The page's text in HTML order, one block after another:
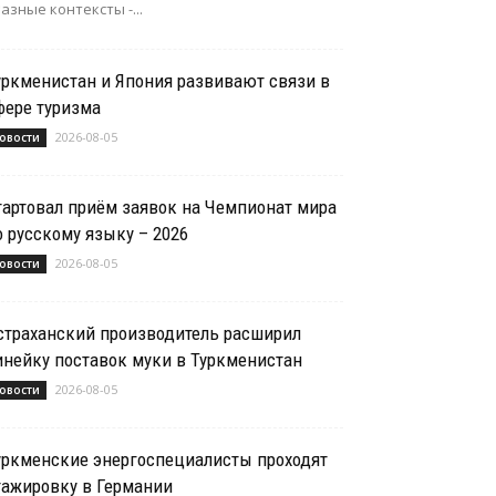
контексты -...
и Япония развивают связи в
туризма
2026-08-05
приём заявок на Чемпионат мира
русскому языку – 2026
2026-08-05
производитель расширил
поставок муки в Туркменистан
2026-08-05
энергоспециалисты проходят
в Германии